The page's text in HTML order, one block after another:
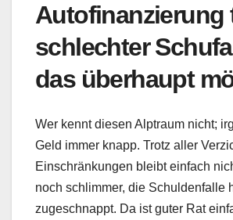
Autofinanzierung
schlechter
das überhaupt
Wer kennt diesen Alptraum nicht;
Geld immer knapp. Trotz aller
Einschränkungen bleibt einfach
noch schlimmer, die Schuldenfalle
zugeschnappt. Da ist guter Rat